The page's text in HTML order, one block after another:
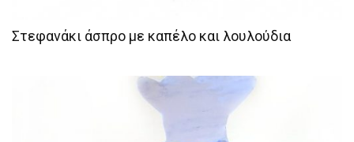
Στεφανάκι άσπρο με καπέλο και λουλούδια